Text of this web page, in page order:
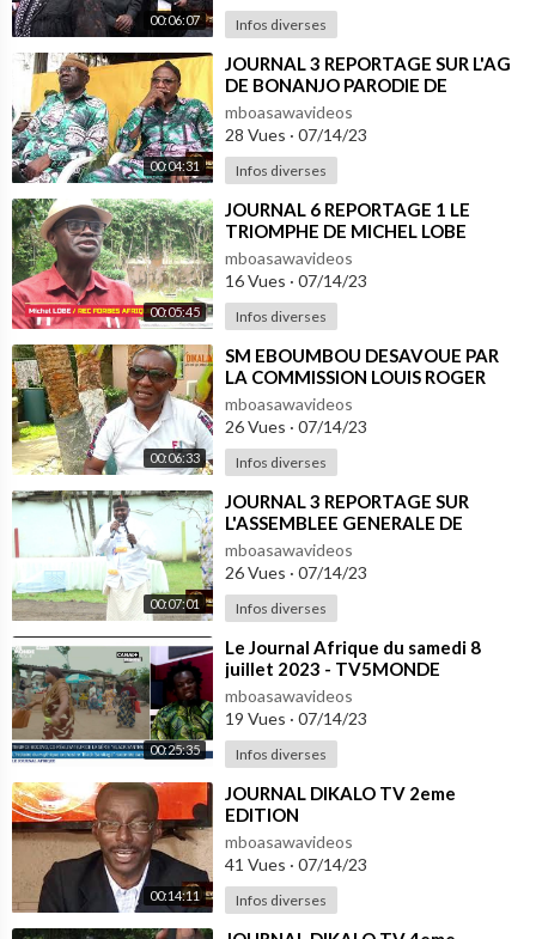
00:06:07 Infos diverses
00:04:31
⁣JOURNAL 3 REPORTAGE SUR L'AG
DE BONANJO PARODIE DE
DIALOGUE
mboasawavideos
28 Vues · 07/14/23
Infos diverses
00:05:45
⁣JOURNAL 6 REPORTAGE 1 LE
TRIOMPHE DE MICHEL LOBE
EWANE A DUBAÏ
mboasawavideos
16 Vues · 07/14/23
Infos diverses
00:06:33
⁣SM EBOUMBOU DESAVOUE PAR
LA COMMISSION LOUIS ROGER
MANGA
mboasawavideos
26 Vues · 07/14/23
Infos diverses
00:07:01
⁣JOURNAL 3 REPORTAGE SUR
L'ASSEMBLEE GENERALE DE
BONANJO
mboasawavideos
26 Vues · 07/14/23
Infos diverses
00:25:35
⁣Le Journal Afrique du samedi 8
juillet 2023 - TV5MONDE
mboasawavideos
19 Vues · 07/14/23
Infos diverses
00:14:11
⁣JOURNAL DIKALO TV 2eme
EDITION
mboasawavideos
41 Vues · 07/14/23
Infos diverses